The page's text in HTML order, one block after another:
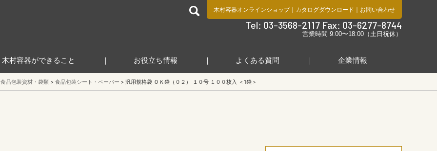
食品包装容器と業務用店舗用品の総合商社 木村容器株式会社
木村容器オンラインショップ｜ カタログダウンロード ｜ お問い合わせ
Tel: 03-3568-2117 Fax: 03-6277-8744
営業時間 9:00〜18:00（土日祝休）
木村容器ができること お役立ち情報 よくある質問 企業情報
食品包装資材・袋類 食品包装シート・ペーパー 汎用規格袋 ＯＫ袋（０２） １０号 １００枚入 ＜1袋＞